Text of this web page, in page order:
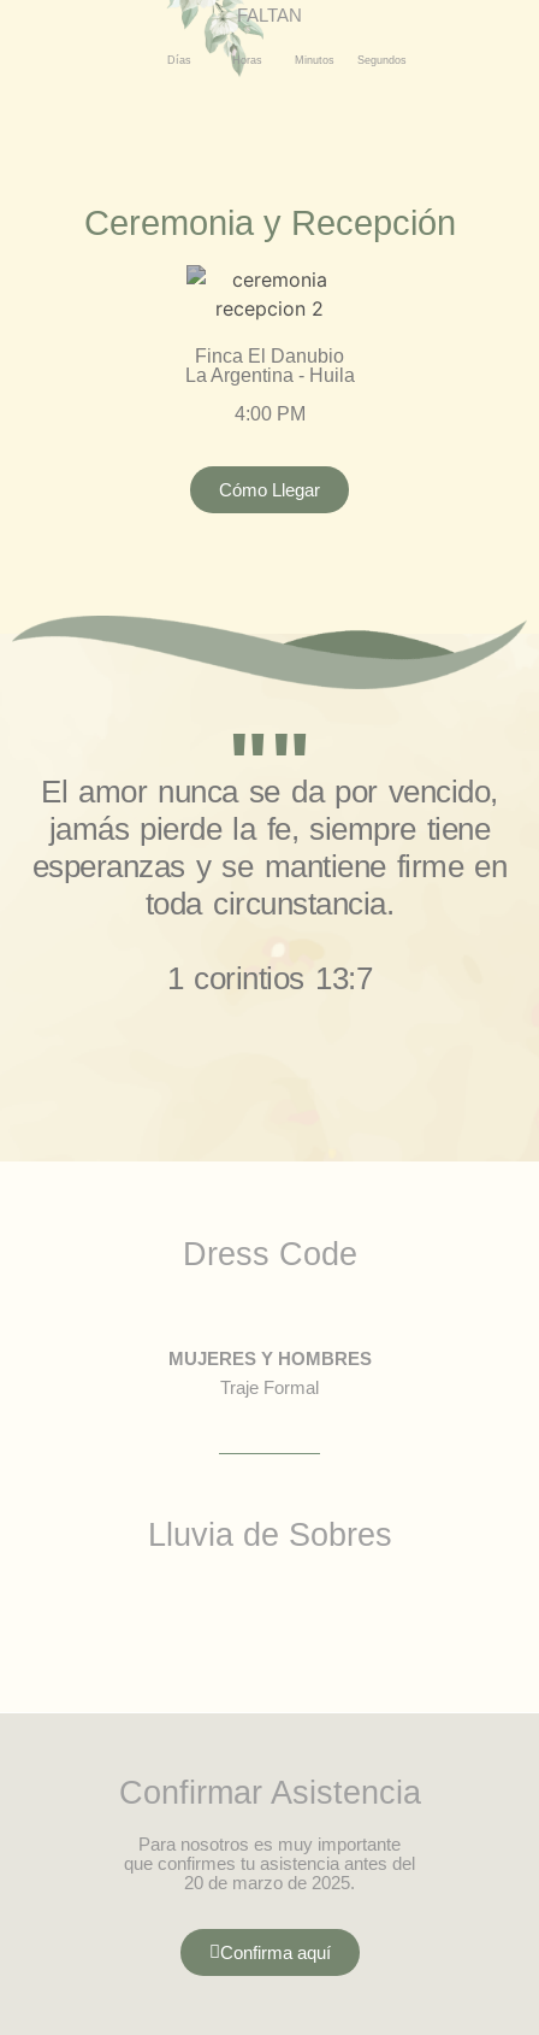
FALTAN
Días Horas Minutos Segundos
Ceremonia y Recepción
Finca El Danubio
La Argentina - Huila
4:00 PM
Cómo Llegar
""
El amor nunca se da por vencido,
jamás pierde la fe, siempre tiene
esperanzas y se mantiene firme en
toda circunstancia.
1 corintios 13:7
Dress Code
MUJERES Y HOMBRES
Traje Formal
Lluvia de Sobres
Confirmar Asistencia
Para nosotros es muy importante
que confirmes tu asistencia antes del
20 de marzo de 2025.
Confirma aquí